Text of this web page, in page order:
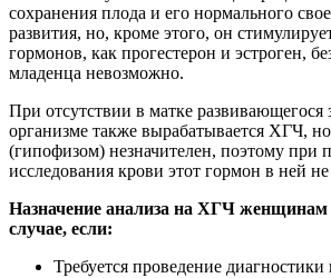
сохранения плода и его нормального
развития, но, кроме этого, он
гормонов, как прогестерон и эстроген,
младенца невозможно.
При отсутствии в матке развивающегося
организме также вырабатывается ХГЧ, но
(гипофизом) незначителен, поэтому при
исследования крови этот гормон в ней не
Назначение анализа на ХГЧ женщинам
случае, если:
Требуется проведение